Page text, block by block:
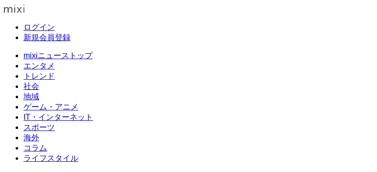
ログイン
新規会員登録
mixiニューストップ
エンタメ
トレンド
社会
地域
ゲーム・アニメ
IT・インターネット
スポーツ
海外
コラム
ライフスタイル